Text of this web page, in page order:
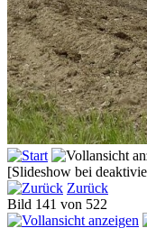
[Slideshow bei
Zurück
Bild 141 von 522